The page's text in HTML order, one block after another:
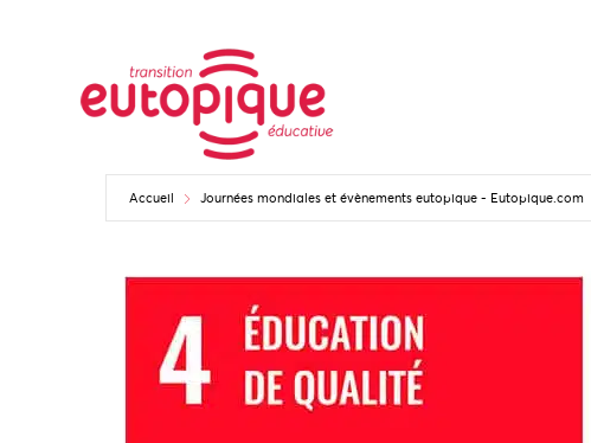
Accueil Journées mondiales et évènements eutopique - Eutopique.com